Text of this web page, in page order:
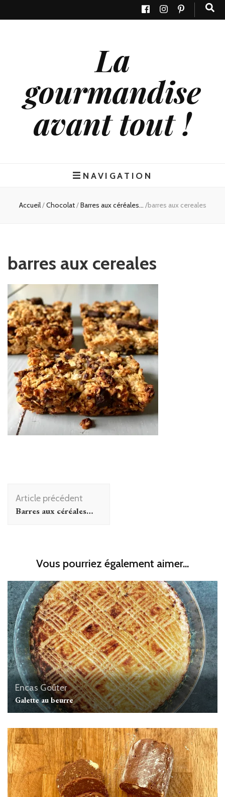
La
gourmandise
avant tout !
NAVIGATION
Accueil/Chocolat/Barres aux céréales... /barres aux cereales
barres aux cereales
Navigation
d'article
Article précédent
Barres aux céréales…
Vous pourriez également aimer...
Encas Goûter
Galette au beurre